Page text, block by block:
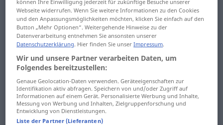
immuniteit ... impuls
impulsief ... inbreekster
inbreken ... indekken
indelen ...
individualisme
individualist ...
industrieafval
insider ... inspraak
inspreken ... instormen
instorten ... integriteit
intekenaar ... interieur
interieurverzorgster ...
interpellatie
können Ihre Einwilligung jederzeit für zukünftige Besuche unserer
Webseite widerrufen. Wenn Sie weitere Informationen zu den Cookies
und den Anpassungsmöglichkeiten möchten, klicken Sie einfach auf den
Button „Mehr Optionen“. Weitergehende Hinweise zu der
Datenverarbeitung entnehmen Sie ansonsten unserer
Datenschutzerklärung. Hier finden Sie unserImpressum.
Wir und unsere Partner verarbeiten Daten, um
Folgendes bereitzustellen:
Genaue Geolocation-Daten verwenden. Geräteeigenschaften zur
Identifikation aktiv abfragen. Speichern von und/oder Zugriff auf
Informationen auf einem Gerät. Personalisierte Werbung und Inhalte,
Messung von Werbung und Inhalten, Zielgruppenforschung und
Entwicklung von Dienstleistungen.
Liste der Partner (Lieferanten)